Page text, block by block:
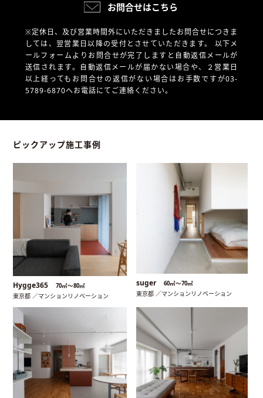
お問合せはこちら
※定休日、及び営業時間外にいただきましたお問合せにつきま
しては、翌営業日以降の受付とさせていただきます。 以下メ
ールフォームよりお問合せが完了しますと自動返信メールが
送信されます。自動返信メールが届かない場合や、
２営業日
以上経ってもお問合せの返信がない場合はお手数ですが03-
5789-6870へお電話にてご連絡ください。
ピックアップ施工事例
Hygge365 70㎡〜80㎡
東京都 ／マンションリノベーション
suger 60㎡〜70㎡
東京都 ／マンションリノベーション